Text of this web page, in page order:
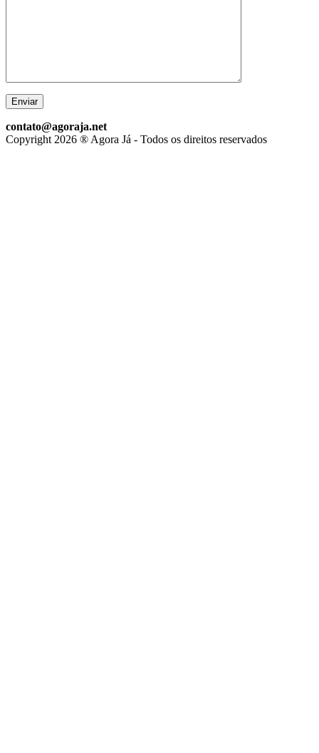
contato@agoraja.net
Copyright 2026 ® Agora Já - Todos os direitos reservados